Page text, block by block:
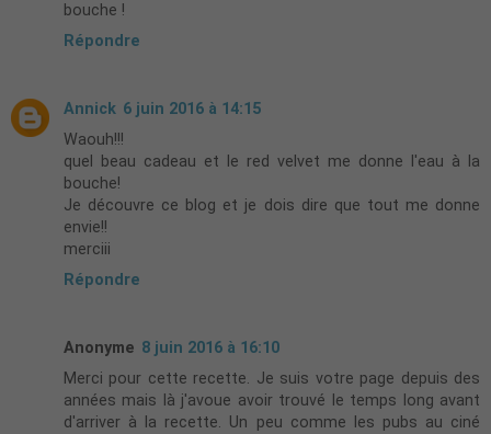
bouche !
Répondre
Annick 6 juin 2016 à 14:15
Waouh!!!
quel beau cadeau et le red velvet me donne l'eau à la
bouche!
Je découvre ce blog et je dois dire que tout me donne
envie!!
merciii
Répondre
Anonyme 8 juin 2016 à 16:10
Merci pour cette recette. Je suis votre page depuis des
années mais là j'avoue avoir trouvé le temps long avant
d'arriver à la recette. Un peu comme les pubs au ciné